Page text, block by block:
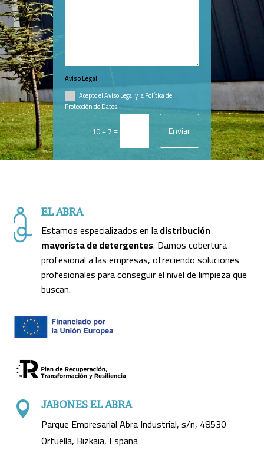
Aviso Legal
Acepto el Aviso Legal y la Política de
Protección de Datos
10 + 7= Enviar
EL ABRA
Estamos especializados en ladistribución
mayorista de detergentes. Damos cobertura
profesional a las empresas, ofreciendo soluciones
profesionales para conseguir el nivel de limpieza que
buscan.
 JABONES EL ABRA
Parque Empresarial Abra Industrial, s/n, 48530
Ortuella, Bizkaia, España